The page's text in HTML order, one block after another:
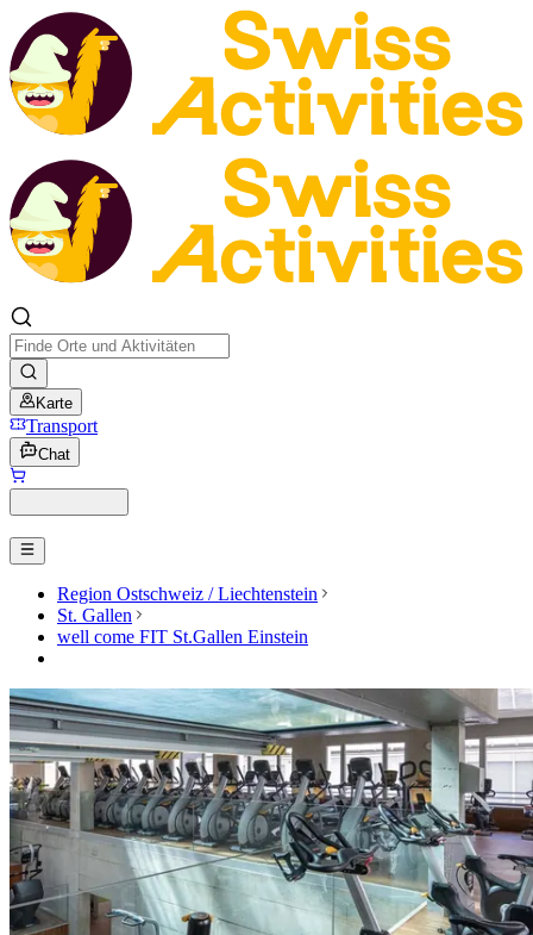
Karte
Transport
Chat
Region Ostschweiz / Liechtenstein
St. Gallen
well come FIT St.Gallen Einstein